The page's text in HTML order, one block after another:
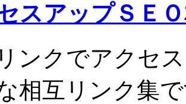
スアップＳＥ
ンクでアクセ
相互リンク集